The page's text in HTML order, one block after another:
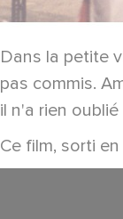
Dans la petite
pas commis.
il n'a rien
Ce film, sorti